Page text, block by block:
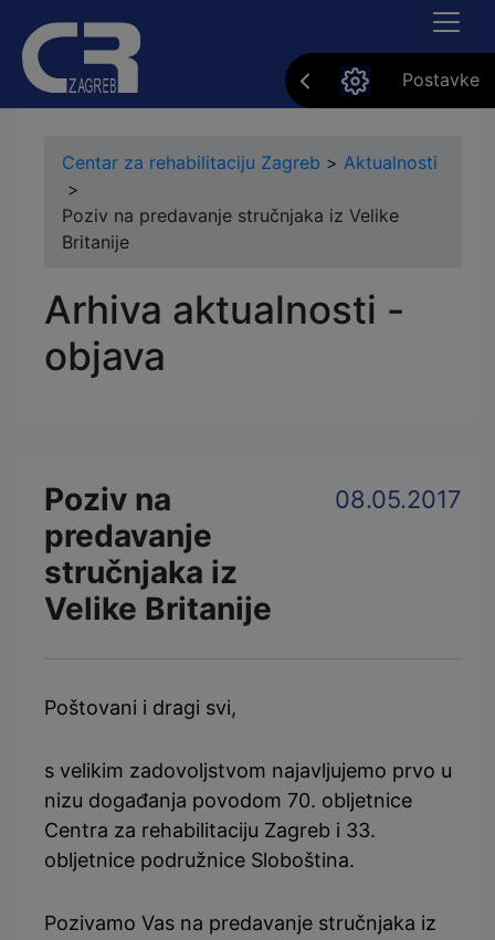
Postavke
Centar za rehabilitaciju Zagreb > Aktualnosti
>
Poziv na predavanje stručnjaka iz Velike
Britanije
Arhiva aktualnosti -
objava
Poziv na
predavanje
stručnjaka iz
Velike Britanije
08.05.2017
Poštovani i dragi svi,
s velikim zadovoljstvom najavljujemo prvo u
nizu događanja povodom 70. obljetnice
Centra za rehabilitaciju Zagreb i 33.
obljetnice podružnice Sloboština.
Pozivamo Vas na predavanje stručnjaka iz